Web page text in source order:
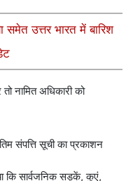
उत्तर भारत में बारिश
नामित अधिकारी को
संपत्ति सूची का प्रकाशन
कि सार्वजनिक सड़कें, कुएं,